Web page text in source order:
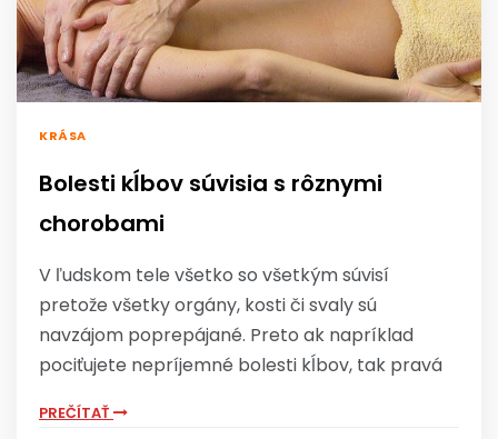
KRÁSA
Bolesti kĺbov súvisia s rôznymi
chorobami
V ľudskom tele všetko so všetkým súvisí
pretože všetky orgány, kosti či svaly sú
navzájom poprepájané. Preto ak napríklad
pociťujete nepríjemné bolesti kĺbov, tak pravá
PREČÍTAŤ